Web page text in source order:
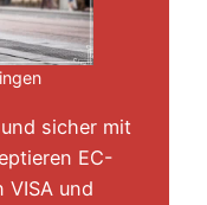
sicher mit
EC-
und